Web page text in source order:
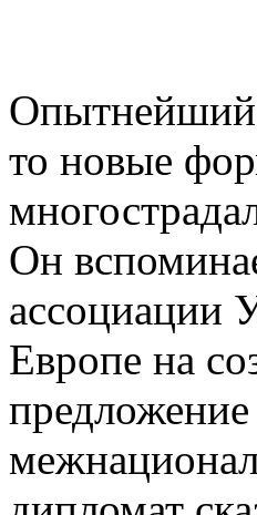
Опытнейший
то новые
Он
ассоциации
Европе на
предложение